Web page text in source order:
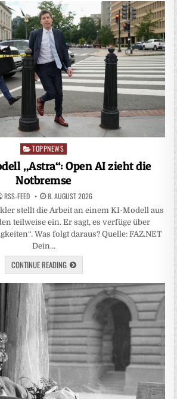
Posted
in
TOPPNEWS
„Astra“: Open AI zieht die
Notbremse
RSS-FEED 8. AUGUST 2026
stellt die Arbeit an einem KI-Modell aus
teilweise ein. Er sagt, es verfüge über
Was folgt daraus? Quelle: FAZ.NET
Dein…
CONTINUE READING